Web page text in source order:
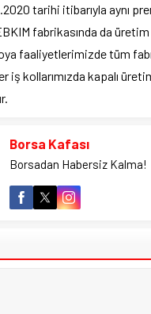
tarihi itibarıyla aynı
fabrikasında da üretim
faaliyetlerimizde tüm
iş kollarımızda kapalı
Borsa Kafası
Borsadan Habersiz Kalma!